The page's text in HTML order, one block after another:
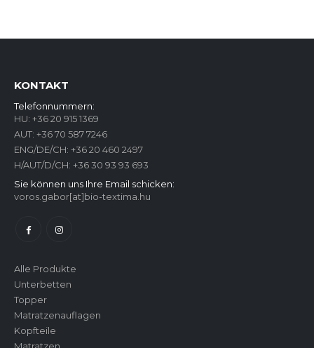
KONTAKT
Telefonnummern:
HU: +36 20 915 1369
AUT: +36 70 587 7246
ENG/DE/CH: +36 20 460 2497
H/AUT/D/CH: +36 30 93 93 693
Sie können uns Ihre Email schicken:
voros.gabor[at]bio-textima.hu
Alle Produkte
Unterbetten
Topper
Matratzenauflagen
Kopfteile